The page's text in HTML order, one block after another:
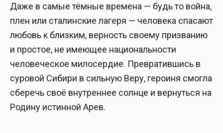
Даже в самые тёмные времена — будь то война,
плен или сталинские лагеря — человека спасают
любовь к близким, верность своему призванию
и простое, не имеющее национальности
человеческое милосердие. Превратившись в
суровой Сибири в сильную Веру, героиня смогла
сберечь своё внутреннее солнце и вернуться на
Родину истинной Арев.